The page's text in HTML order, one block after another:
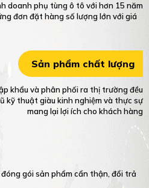
doanh phụ tùng ô tô với hơn 15 năm
đơn đặt hàng số lượng lớn với giá
Sản phẩm chất lượng
khẩu và phân phối ra thị trường đều
kỹ thuật giàu kinh nghiệm và thực sự
mang lại lợi ích cho khách hàng
gói sản phẩm cẩn thận, đổi trả